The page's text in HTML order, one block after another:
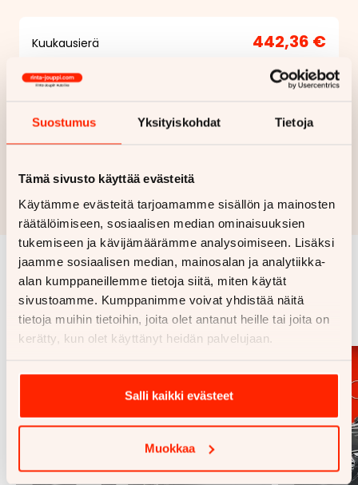
Suostumus Yksityiskohdat Tietoja
Tämä sivusto käyttää evästeitä
Käytämme evästeitä tarjoamamme sisällön ja mainosten
räätälöimiseen, sosiaalisen median ominaisuuksien
tukemiseen ja kävijämäärämme analysoimiseen. Lisäksi
jaamme sosiaalisen median, mainosalan ja analytiikka-
alan kumppaneillemme tietoja siitä, miten käytät
sivustoamme. Kumppanimme voivat yhdistää näitä
tietoja muihin tietoihin, joita olet antanut heille tai joita on
kerätty, kun olet käyttänyt heidän palvelujaan.
Salli kaikki evästeet
Muokkaa
Kuukausierä 442,36 €
Haluan myös tarjouksen vakuutuksesta
luottopäätöksen ja kaskovakuutuksen.
Samankaltaisia ajoneuvoja
Katso kaikki